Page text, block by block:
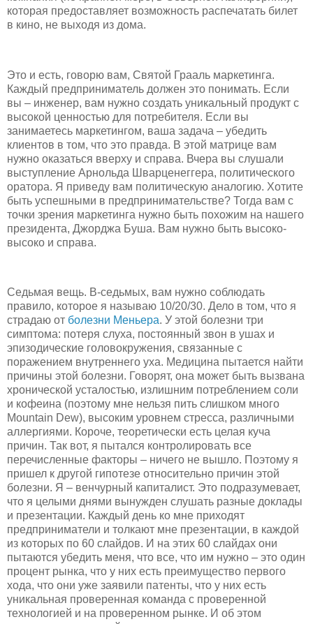
которая предоставляет возможность распечатать билет
в кино, не выходя из дома.
Это и есть, говорю вам, Святой Грааль маркетинга.
Каждый предприниматель должен это понимать. Если
вы – инженер, вам нужно создать уникальный продукт с
высокой ценностью для потребителя. Если вы
занимаетесь маркетингом, ваша задача – убедить
клиентов в том, что это правда. В этой матрице вам
нужно оказаться вверху и справа. Вчера вы слушали
выступление Арнольда Шварценеггера, политического
оратора. Я приведу вам политическую аналогию. Хотите
быть успешными в предпринимательстве? Тогда вам с
точки зрения маркетинга нужно быть похожим на нашего
президента, Джорджа Буша. Вам нужно быть высоко-
высоко и справа.
Седьмая вещь. В-седьмых, вам нужно соблюдать
правило, которое я называю 10/20/30. Дело в том, что я
страдаю от болезни Меньера. У этой болезни три
симптома: потеря слуха, постоянный звон в ушах и
эпизодические головокружения, связанные с
поражением внутреннего уха. Медицина пытается найти
причины этой болезни. Говорят, она может быть вызвана
хронической усталостью, излишним потреблением соли
и кофеина (поэтому мне нельзя пить слишком много
Mountain Dew), высоким уровнем стресса, различными
аллергиями. Короче, теоретически есть целая куча
причин. Так вот, я пытался контролировать все
перечисленные факторы – ничего не вышло. Поэтому я
пришел к другой гипотезе относительно причин этой
болезни. Я – венчурный капиталист. Это подразумевает,
что я целыми днями вынужден слушать разные доклады
и презентации. Каждый день ко мне приходят
предприниматели и толкают мне презентации, в каждой
из которых по 60 слайдов. И на этих 60 слайдах они
пытаются убедить меня, что все, что им нужно – это один
процент рынка, что у них есть преимущество первого
хода, что они уже заявили патенты, что у них есть
уникальная проверенная команда с проверенной
технологией и на проверенном рынке. И об этом